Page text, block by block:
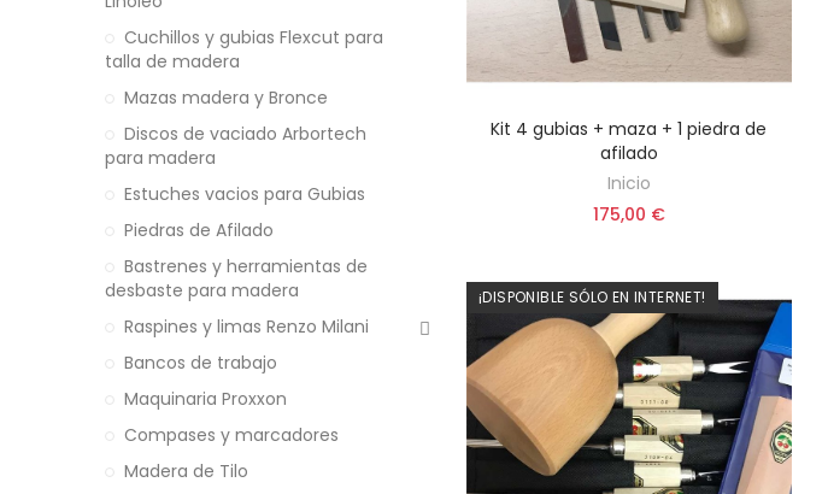
AÑADIR AL CARRITO
Kit 4 gubias + maza + 1 piedra de
afilado
Inicio
175,00 €
¡DISPONIBLE SÓLO EN INTERNET!
Cuchillos y gubias Flexcut para
talla de madera
Mazas madera y Bronce
Discos de vaciado Arbortech
para madera
Estuches vacios para Gubias
Piedras de Afilado
Bastrenes y herramientas de
desbaste para madera
Raspines y limas Renzo Milani
Bancos de trabajo
Maquinaria Proxxon
Compases y marcadores
Madera de Tilo